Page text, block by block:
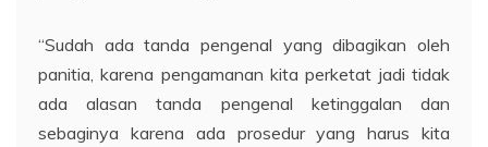
“Sudah ada tanda pengenal yang dibagikan oleh
panitia, karena pengamanan kita perketat jadi tidak
ada alasan tanda pengenal ketinggalan dan
sebaginya karena ada prosedur yang harus kita